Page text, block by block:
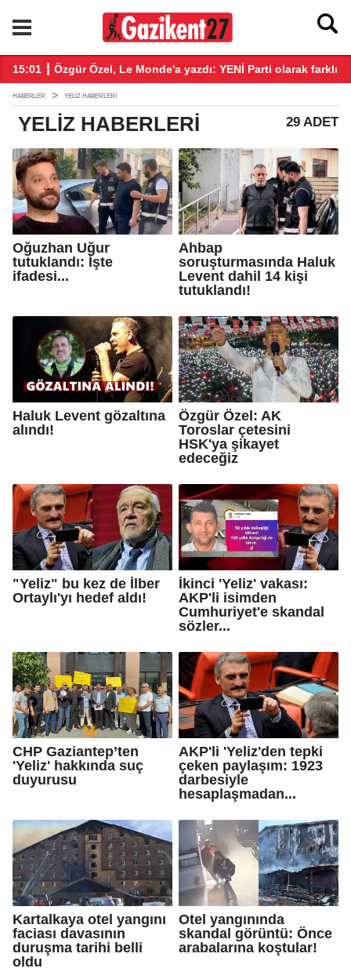
Savunma Anlaşması' imzalandı
15:01 ┋ Özgür Özel, Le Monde'a yazdı: YENİ Parti olarak farklı
HABERLER YELIZ HABERLERI
YELIZ HABERLERI 29 ADET
Oğuzhan Uğur
tutuklandı: İşte
ifadesi...
Ahbap
soruşturmasında Haluk
Levent dahil 14 kişi
tutuklandı!
Haluk Levent gözaltına
alındı!
Özgür Özel: AK
Toroslar çetesini
HSK'ya şikayet
edeceğiz
"Yeliz" bu kez de İlber
Ortaylı'yı hedef aldı!
İkinci 'Yeliz' vakası:
AKP'li isimden
Cumhuriyet'e skandal
sözler...
CHP Gaziantep’ten
'Yeliz' hakkında suç
duyurusu
AKP'li 'Yeliz'den tepki
çeken paylaşım: 1923
darbesiyle
hesaplaşmadan...
Kartalkaya otel yangını
faciası davasının
duruşma tarihi belli
oldu
Otel yangınında
skandal görüntü: Önce
arabalarına koştular!